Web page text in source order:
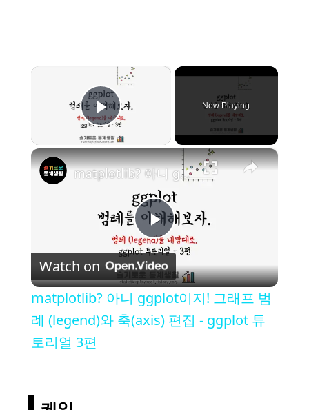
×
Play Video
Now Playing
×
P
l
a
matplotlib? 아니 ggplot이지! 그래프 범례 (legend)와 축(axis) 편집 - ggplot 튜토리얼 3편
Watch on
matplotlib? 아니 ggplot이지! 그래프 범
례 (legend)와 축(axis) 편집 - ggplot 튜
토리얼 3편